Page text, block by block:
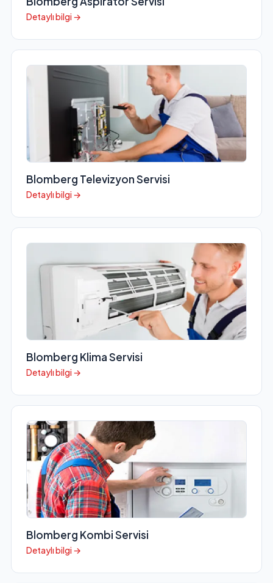
Detaylı bilgi →
Blomberg Televizyon Servisi
Detaylı bilgi →
Blomberg Klima Servisi
Detaylı bilgi →
Blomberg Kombi Servisi
Detaylı bilgi →